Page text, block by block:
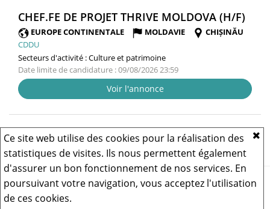
Ce site web utilise des cookies pour la réalisation des
statistiques de visites. Ils nous permettent également
d'assurer un bon fonctionnement de nos services. En
poursuivant votre navigation, vous acceptez l'utilisation
de ces cookies.
CHEF.FE DE PROJET THRIVE MOLDOVA (H/F)
EUROPE CONTINENTALE MOLDAVIE
CHIȘINĂU
CDDU
Secteurs d'activité :Culture et patrimoine
Date limite de candidature : 09/08/2026 23:59
Voir l'annonce
Résultats 1 - 8 sur8
Vous rencontrez un problème technique,
cliquez ici pour nous
contacter .